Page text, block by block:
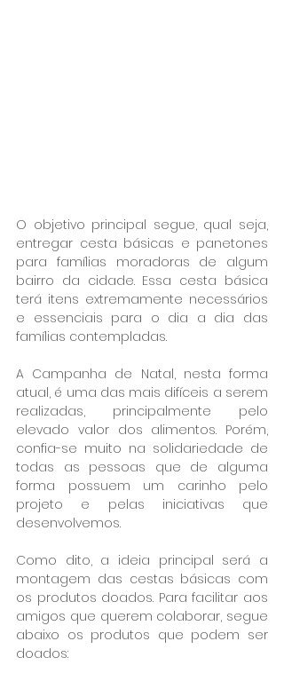
O objetivo principal segue, qual seja,
entregar cesta básicas e panetones
para famílias moradoras de algum
bairro da cidade. Essa cesta básica
terá itens extremamente necessários
e essenciais para o dia a dia das
famílias contempladas.
A Campanha de Natal, nesta forma
atual, é uma das mais difíceis a serem
realizadas, principalmente pelo
elevado valor dos alimentos. Porém,
confia-se muito na solidariedade de
todas as pessoas que de alguma
forma possuem um carinho pelo
projeto e pelas iniciativas que
desenvolvemos.
Como dito, a ideia principal será a
montagem das cestas básicas com
os produtos doados. Para facilitar aos
amigos que querem colaborar, segue
abaixo os produtos que podem ser
doados: